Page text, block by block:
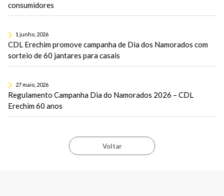
consumidores
1 junho, 2026
CDL Erechim promove campanha de Dia dos Namorados com
sorteio de 60 jantares para casais
27 maio, 2026
Regulamento Campanha Dia do Namorados 2026 – CDL
Erechim 60 anos
Voltar